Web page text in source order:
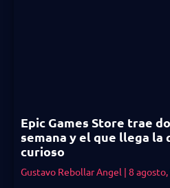
Epic Games Store trae
semana y el que llega la
curioso
Gustavo Rebollar Angel 8